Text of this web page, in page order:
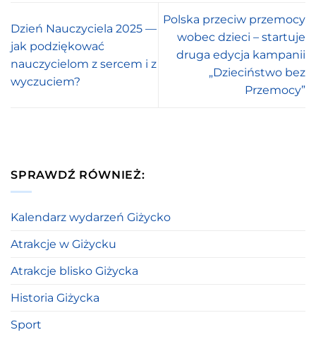
Dzień Nauczyciela 2025 —
jak podziękować
nauczycielom z sercem i z
wyczuciem?
Polska przeciw przemocy
wobec dzieci – startuje
druga edycja kampanii
„Dzieciństwo bez
Przemocy”
SPRAWDŹ RÓWNIEŻ:
Kalendarz wydarzeń Giżycko
Atrakcje w Giżycku
Atrakcje blisko Giżycka
Historia Giżycka
Sport